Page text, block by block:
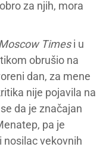
za njih, mora
Moscow Timesi u
obrušio na
dan, za mene
nije pojavila na
da je značajan
pa je
nosilac vekovnih